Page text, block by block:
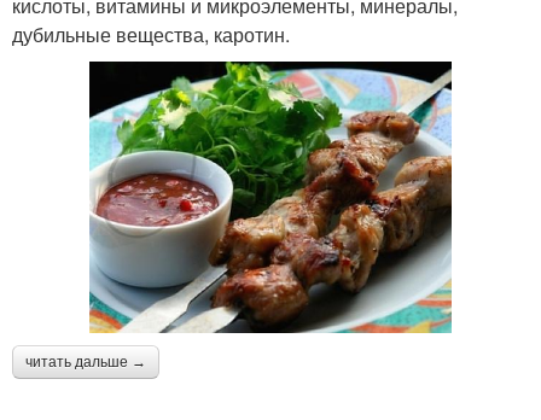
кислоты, витамины и микроэлементы, минералы,
дубильные вещества, каротин.
читать дальше →